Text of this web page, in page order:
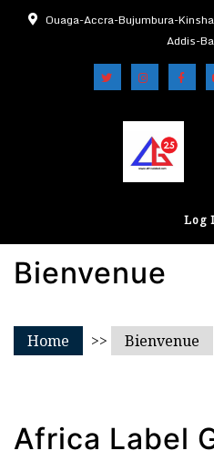
Ouaga-Accra-Bujumbura-
Addis-
Log
Bienvenue
Home >> Bienvenue
Africa Label